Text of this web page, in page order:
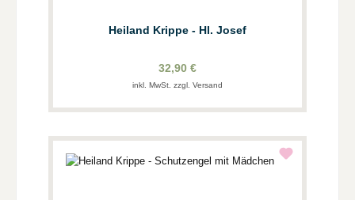
Heiland Krippe - Hl. Josef
32,90 €
inkl. MwSt. zzgl. Versand